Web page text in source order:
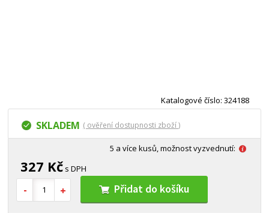
Katalogové číslo: 324188
SKLADEM ( ověření dostupnosti zboží )
5 a více kusů, možnost vyzvednutí:
327 Kč s DPH
Přidat do košíku